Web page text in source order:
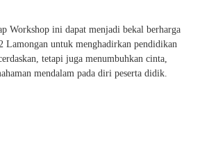
Workshop ini dapat menjadi bekal berharga
Lamongan untuk menghadirkan pendidikan
tetapi juga menumbuhkan cinta,
mendalam pada diri peserta didik.